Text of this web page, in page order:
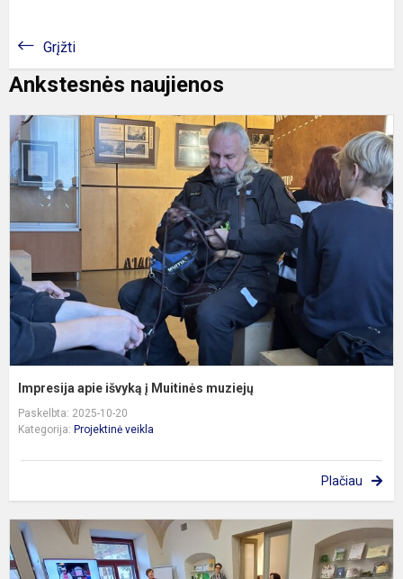
Grįžti
Ankstesnės naujienos
Impresija apie išvyką į Muitinės muziejų
Paskelbta: 2025-10-20
Kategorija: Projektinė veikla
Plačiau